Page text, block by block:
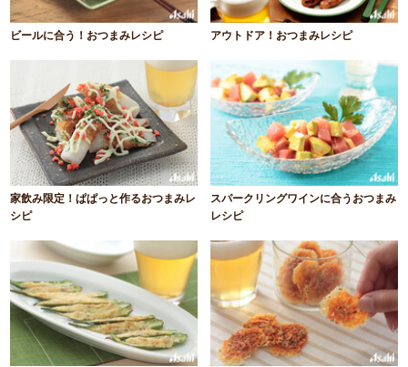
ビールに合う！おつまみレシピ アウトドア！おつまみレシピ
家飲み限定！ぱぱっと作るおつまみレ
シピ
スパークリングワインに合うおつまみ
レシピ